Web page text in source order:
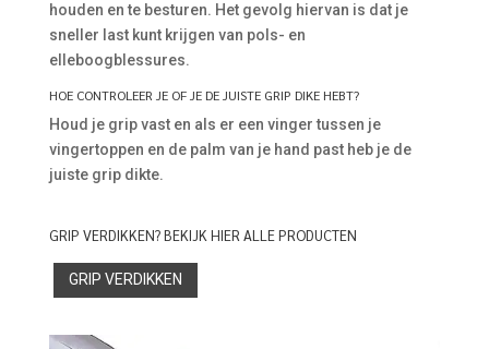
houden en te besturen. Het gevolg hiervan is dat je
sneller last kunt krijgen van pols- en
elleboogblessures.
HOE CONTROLEER JE OF JE DE JUISTE GRIP DIKE HEBT?
Houd je grip vast en als er een vinger tussen je
vingertoppen en de palm van je hand past heb je de
juiste grip dikte.
GRIP VERDIKKEN? BEKIJK HIER ALLE PRODUCTEN
GRIP VERDIKKEN